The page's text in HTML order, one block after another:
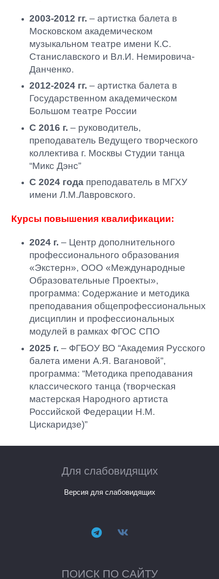
2003-2012 гг. – артистка балета в
Московском академическом
музыкальном театре имени К.С.
Станиславского и Вл.И. Немировича-
Данченко.
2012-2024 гг. – артистка балета в
Государственном академическом
Большом театре России
С 2016 г. – руководитель,
преподаватель Ведущего творческого
коллектива г. Москвы Студии танца
“Микс Дэнс”
С 2024 года преподаватель в МГХУ
имени Л.М.Лавровского.
Курсы повышения квалификации:
2024 г. – Центр дополнительного
профессионального образования
«Экстерн», ООО «Международные
Образовательные Проекты»,
программа: Содержание и методика
преподавания общепрофессиональных
дисциплин и профессиональных
модулей в рамках ФГОС СПО
2025 г. – ФГБОУ ВО “Академия Русского
балета имени А.Я. Вагановой”,
программа: “Методика преподавания
классического танца (творческая
мастерская Народного артиста
Российской Федерации Н.М.
Цискаридзе)”
Для слабовидящих
Версия для слабовидящих
ПОИСК ПО САЙТУ